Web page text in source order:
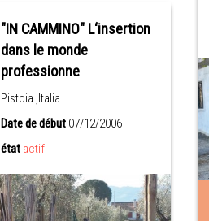
"IN CAMMINO" L‘insertion
dans le monde
professionne
Pistoia ,Italia
Date de début07/12/2006
état actif